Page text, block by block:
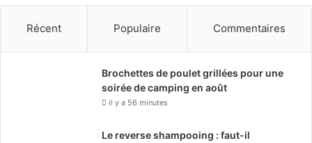
l
Récent Populaire Commentaires
Brochettes de poulet grillées pour une
soirée de camping en août
il y a 56 minutes
Le reverse shampooing : faut-il